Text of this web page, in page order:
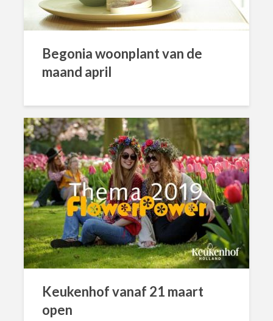
Begonia woonplant van de
maand april
Keukenhof vanaf 21 maart
open